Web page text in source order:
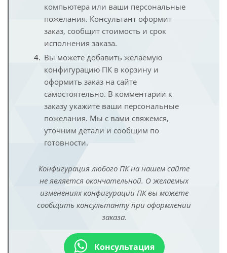
компьютера или ваши персональные
пожелания. Консультант оформит
заказ, сообщит стоимость и срок
исполнения заказа.
Вы можете добавить желаемую
конфигурацию ПК в корзину и
оформить заказ на сайте
самостоятельно. В комментарии к
заказу укажите ваши персональные
пожелания. Мы с вами свяжемся,
уточним детали и сообщим по
готовности.
Конфигурация любого ПК на нашем сайте
не является окончательной. О желаемых
изменениях конфигурации ПК вы можете
сообщить консультанту при оформлении
заказа.
Консультация